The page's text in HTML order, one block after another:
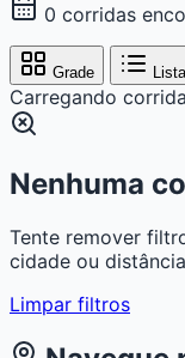
0 corridas
Grade Lista
Carregando
Nenhuma
Tente remover
cidade ou
Limpar filtros